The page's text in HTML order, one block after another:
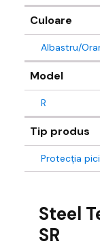
Culoare
Albastru/
Model
R
Tip produs
Protecția
Steel
SR